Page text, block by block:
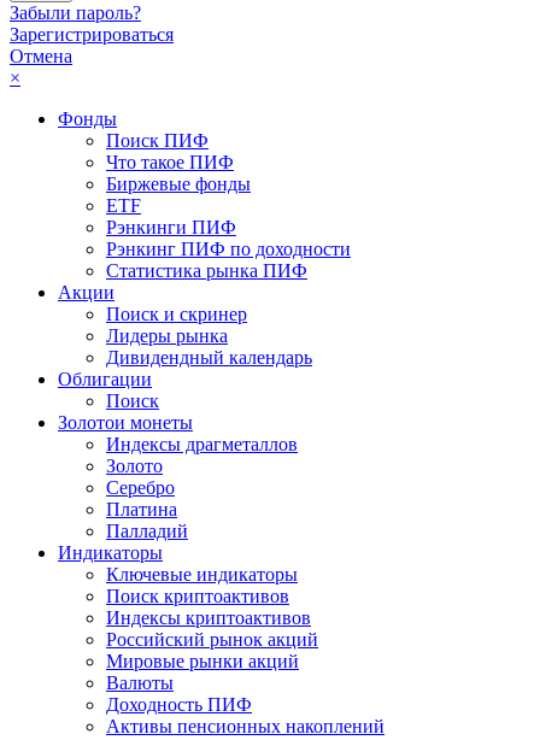
Забыли пароль?
Зарегистрироваться
Отмена
×
Фонды
Поиск ПИФ
Что такое ПИФ
Биржевые фонды
ETF
Рэнкинги ПИФ
Рэнкинг ПИФ по доходности
Статистика рынка ПИФ
Акции
Поиск и скринер
Лидеры рынка
Дивидендный календарь
Облигации
Поиск
Золотои монеты
Индексы драгметаллов
Золото
Серебро
Платина
Палладий
Индикаторы
Ключевые индикаторы
Поиск криптоактивов
Индексы криптоактивов
Российский рынок акций
Мировые рынки акций
Валюты
Доходность ПИФ
Активы пенсионных накоплений